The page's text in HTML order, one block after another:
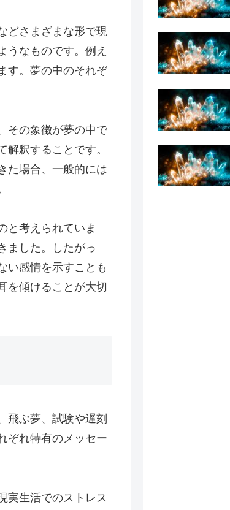
どさまざまな形で現
うなものです。例え
す。夢の中のそれぞ
その象徴が夢の中で
釈することです。
た場合、一般的には
と考えられていま
ました。したがっ
い感情を示すことも
を傾けることが大切
飛ぶ夢、試験や遅刻
ぞれ特有のメッセー
実生活でのストレス